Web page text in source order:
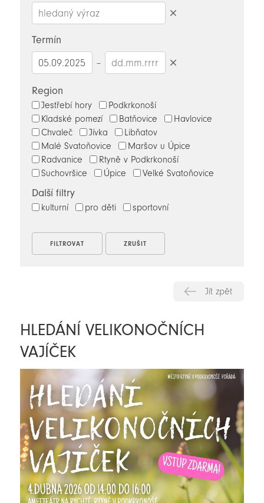
Termín
–
Region
Jestřebí hory
Podkrkonoší
Kladské pomezí
Batňovice
Havlovice
Chvaleč
Jívka
Libňatov
Malé Svatoňovice
Maršov u Úpice
Radvanice
Rtyně v Podkrkonoší
Suchovršice
Úpice Velké Svatoňovice
Další filtry
kulturní pro děti sportovní
Jít zpět
HLEDÁNÍ VELIKONOČNÍCH
VAJÍČEK